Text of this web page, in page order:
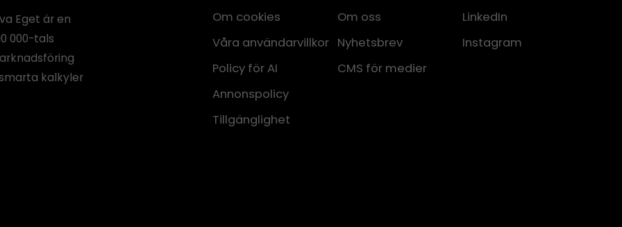
Eget är en
000-tals
kalkyler
Om cookies
Våra användarvillkor
Policy för AI
Annonspolicy
Tillgänglighet
Om oss
Nyhetsbrev
CMS för medier
LinkedIn
Instagram